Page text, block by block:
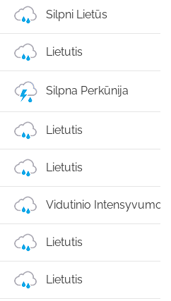
Silpni Lietūs
Lietutis
Silpna Perkūnija
Lietutis
Lietutis
Vidutinio Intensyvumo
Lietutis
Lietutis